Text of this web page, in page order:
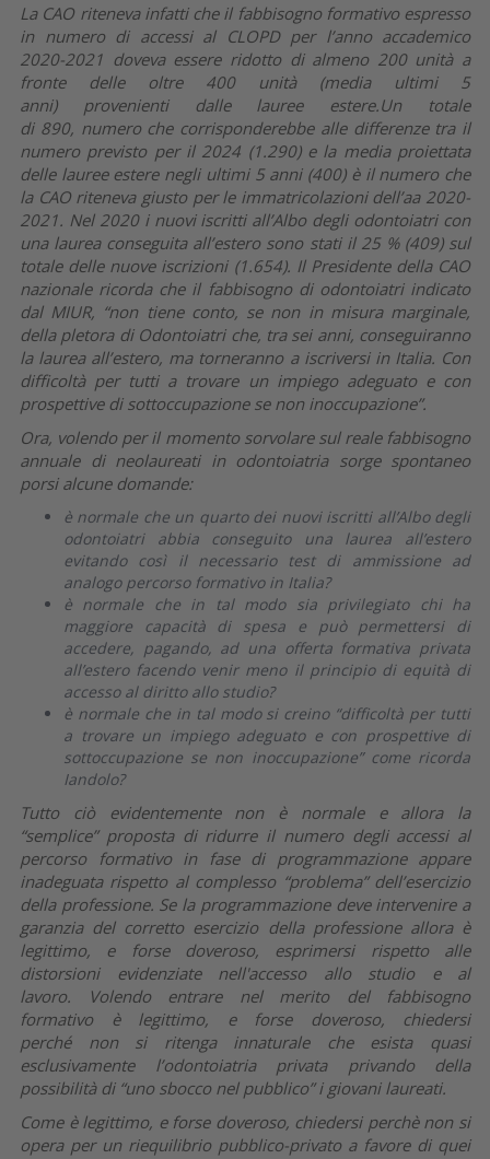
La CAO riteneva infatti che il fabbisogno formativo espresso
in numero di accessi al CLOPD per l’anno accademico
2020-2021 doveva essere ridotto di almeno 200 unità a
fronte delle oltre 400 unità (media ultimi 5
anni) provenienti dalle lauree estere.Un totale
di 890, numero che corrisponderebbe alle differenze tra il
numero previsto per il 2024 (1.290) e la media proiettata
delle lauree estere negli ultimi 5 anni (400) è il numero che
la CAO riteneva giusto per le immatricolazioni dell’aa 2020-
2021. Nel 2020 i nuovi iscritti all’Albo degli odontoiatri con
una laurea conseguita all’estero sono stati il 25 % (409) sul
totale delle nuove iscrizioni (1.654). Il Presidente della CAO
nazionale ricorda che il fabbisogno di odontoiatri indicato
dal MIUR, “non tiene conto, se non in misura marginale,
della pletora di Odontoiatri che, tra sei anni, conseguiranno
la laurea all’estero, ma torneranno a iscriversi in Italia. Con
difficoltà per tutti a trovare un impiego adeguato e con
prospettive di sottoccupazione se non inoccupazione”.
Ora, volendo per il momento sorvolare sul reale fabbisogno
annuale di neolaureati in odontoiatria sorge spontaneo
porsi alcune domande:
è normale che un quarto dei nuovi iscritti all’Albo degli
odontoiatri abbia conseguito una laurea all’estero
evitando così il necessario test di ammissione ad
analogo percorso formativo in Italia?
è normale che in tal modo sia privilegiato chi ha
maggiore capacità di spesa e può permettersi di
accedere, pagando, ad una offerta formativa privata
all’estero facendo venir meno il principio di equità di
accesso al diritto allo studio?
è normale che in tal modo si creino “difficoltà per tutti
a trovare un impiego adeguato e con prospettive di
sottoccupazione se non inoccupazione” come ricorda
Iandolo?
Tutto ciò evidentemente non è normale e allora la
“semplice” proposta di ridurre il numero degli accessi al
percorso formativo in fase di programmazione appare
inadeguata rispetto al complesso “problema” dell’esercizio
della professione. Se la programmazione deve intervenire a
garanzia del corretto esercizio della professione allora è
legittimo, e forse doveroso, esprimersi rispetto alle
distorsioni evidenziate nell'accesso allo studio e al
lavoro. Volendo entrare nel merito del fabbisogno
formativo è legittimo, e forse doveroso, chiedersi
perché non si ritenga innaturale che esista quasi
esclusivamente l’odontoiatria privata privando della
possibilità di “uno sbocco nel pubblico” i giovani laureati.
Come è legittimo, e forse doveroso, chiedersi perchè non si
opera per un riequilibrio pubblico-privato a favore di quei